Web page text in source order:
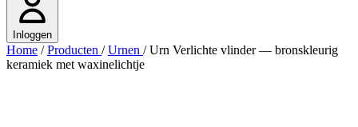
Inloggen
Home / Producten / Urnen / Urn Verlichte vlinder — bronskleurig
keramiek met waxinelichtje